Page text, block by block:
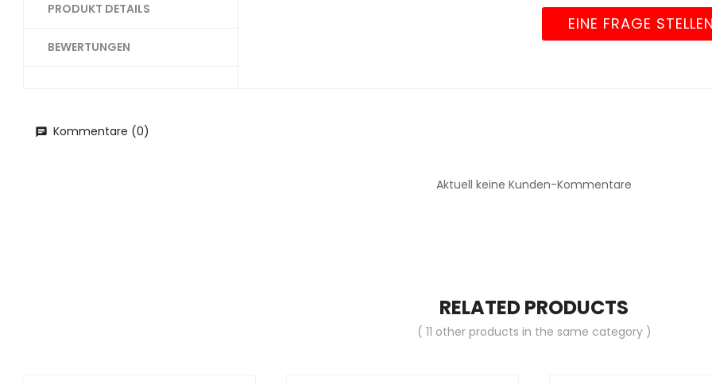
PRODUKT DETAILS
BEWERTUNGEN
EINE FRAGE STELLEN
Kommentare (0)
Aktuell keine Kunden-Kommentare
RELATED PRODUCTS
( 11 other products in the same category )